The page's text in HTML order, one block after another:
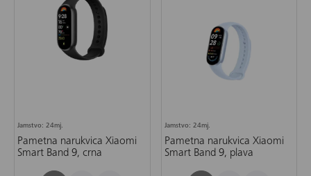
Jamstvo: 24mj.
Pametna narukvica Xiaomi
Smart Band 9, crna
Jamstvo: 24mj.
Pametna narukvica Xiaomi
Smart Band 9, plava